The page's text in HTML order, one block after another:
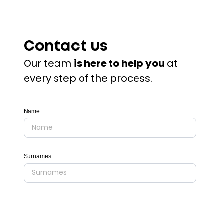
Contact us
Our team is here to help you at
every step of the process.
Name
Surnames